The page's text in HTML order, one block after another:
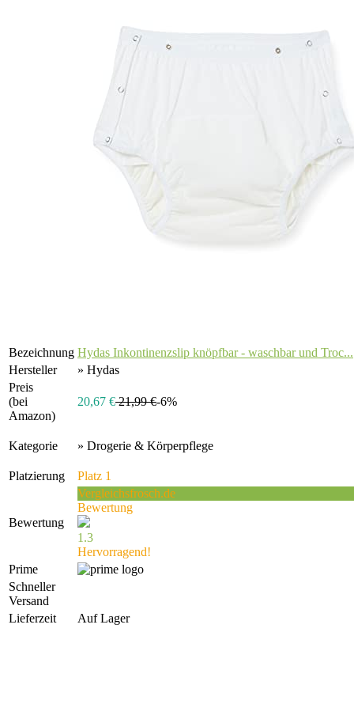
Bezeichnung Hydas Inkontinenzslip knöpfbar - waschbar und Troc...
Hersteller
» Hydas
Preis
(bei
Amazon)
20,67 €21,99 €-6%
Kategorie » Drogerie & Körperpflege
Platzierung Platz 1
Bewertung
Vergleichsfrosch.de
Bewertung
1.3
Hervorragend!
Prime
Schneller
Versand
Lieferzeit
Auf Lager